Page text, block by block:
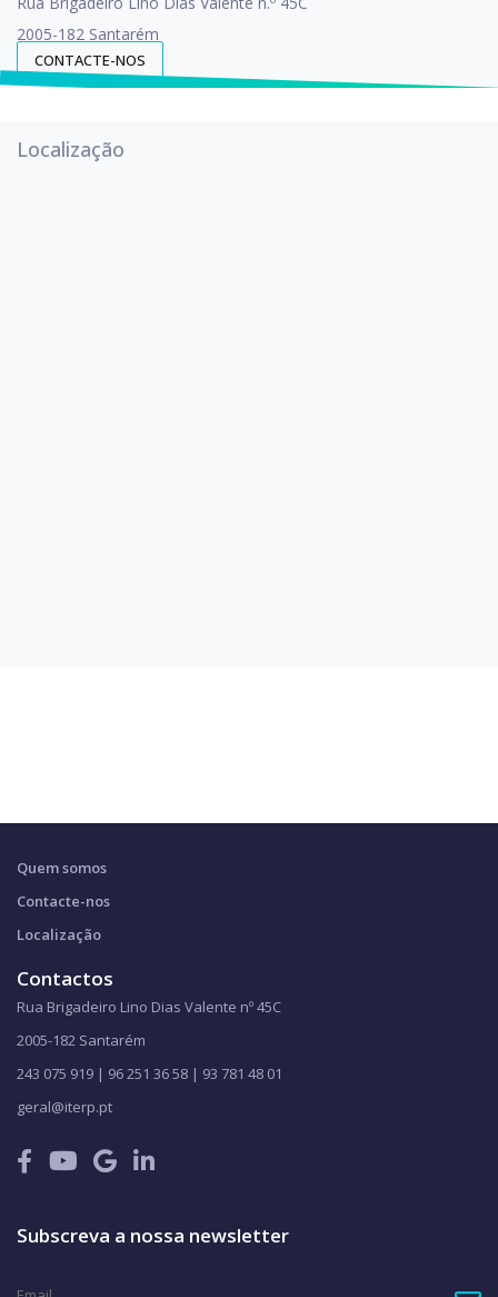
2005-182 Santarém
CONTACTE-NOS
Localização
Quem somos
Contacte-nos
Localização
Contactos
Rua Brigadeiro Lino Dias Valente nº 45C
2005-182 Santarém
243 075 919 | 96 251 36 58 | 93 781 48 01
geral@iterp.pt
Subscreva a nossa newsletter